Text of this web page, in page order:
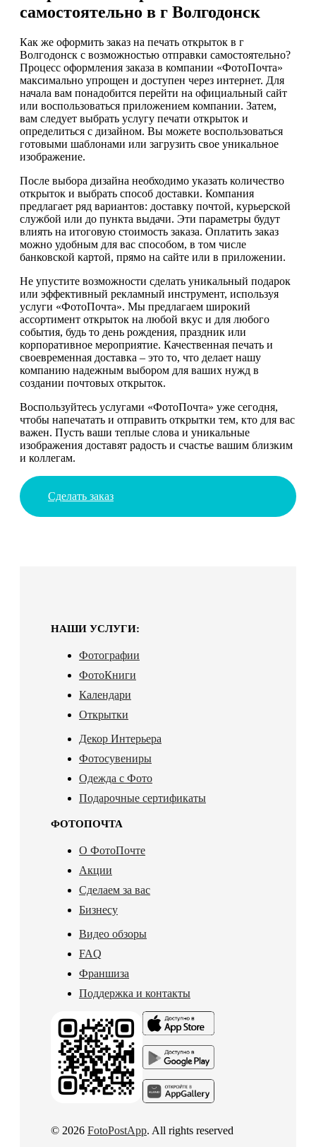
самостоятельно в г Волгодонск
Как же оформить заказ на печать открыток в г
Волгодонск с возможностью отправки самостоятельно?
Процесс оформления заказа в компании «ФотоПочта»
максимально упрощен и доступен через интернет. Для
начала вам понадобится перейти на официальный сайт
или воспользоваться приложением компании. Затем,
вам следует выбрать услугу печати открыток и
определиться с дизайном. Вы можете воспользоваться
готовыми шаблонами или загрузить свое уникальное
изображение.
После выбора дизайна необходимо указать количество
открыток и выбрать способ доставки. Компания
предлагает ряд вариантов: доставку почтой, курьерской
службой или до пункта выдачи. Эти параметры будут
влиять на итоговую стоимость заказа. Оплатить заказ
можно удобным для вас способом, в том числе
банковской картой, прямо на сайте или в приложении.
Не упустите возможности сделать уникальный подарок
или эффективный рекламный инструмент, используя
услуги «ФотоПочта». Мы предлагаем широкий
ассортимент открыток на любой вкус и для любого
события, будь то день рождения, праздник или
корпоративное мероприятие. Качественная печать и
своевременная доставка – это то, что делает нашу
компанию надежным выбором для ваших нужд в
создании почтовых открыток.
Воспользуйтесь услугами «ФотоПочта» уже сегодня,
чтобы напечатать и отправить открытки тем, кто для вас
важен. Пусть ваши теплые слова и уникальные
изображения доставят радость и счастье вашим близким
и коллегам.
Сделать заказ
НАШИ УСЛУГИ:
Фотографии
ФотоКниги
Календари
Открытки
Декор Интерьера
Фотосувениры
Одежда с Фото
Подарочные сертификаты
ФОТОПОЧТА
О ФотоПочте
Акции
Сделаем за вас
Бизнесу
Видео обзоры
FAQ
Франшиза
Поддержка и контакты
© 2026 FotoPostApp. All rights reserved